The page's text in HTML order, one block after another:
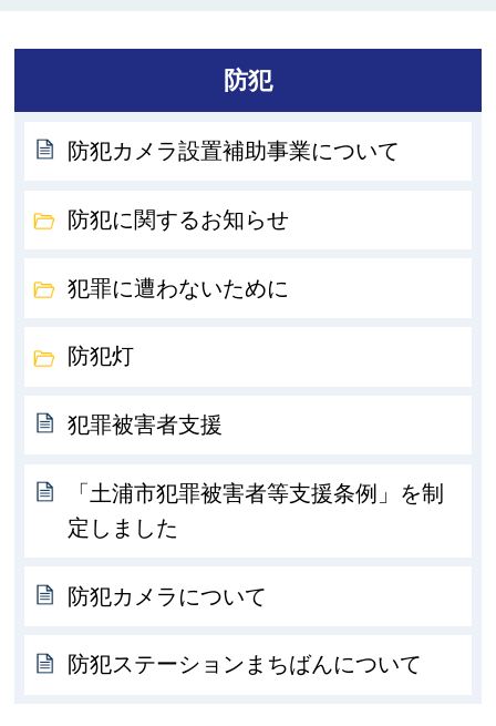
防犯
防犯カメラ設置補助事業について
防犯に関するお知らせ
犯罪に遭わないために
防犯灯
犯罪被害者支援
「土浦市犯罪被害者等支援条例」を制
定しました
防犯カメラについて
防犯ステーションまちばんについて